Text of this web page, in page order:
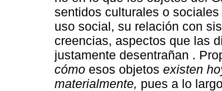
sentidos culturales o
uso social, su relación con
creencias, aspectos que las
justamente desentrañan .
cómo esos objetos existen
materialmente, pues a lo